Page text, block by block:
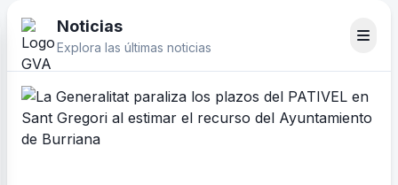
Noticias
Explora las últimas noticias